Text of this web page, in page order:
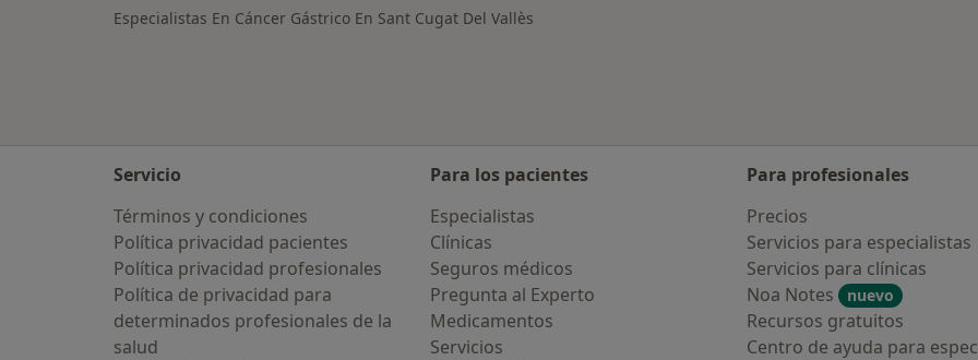
Especialistas En Cáncer Gástrico En Sant Cugat Del Vallès
Servicio
Términos y condiciones
Política privacidad pacientes
Política privacidad profesionales
Política de privacidad para
determinados profesionales de la
salud
Para los pacientes
Especialistas
Clínicas
Seguros médicos
Pregunta al Experto
Medicamentos
Servicios
Para profesionales
Precios
Servicios para especialistas
Servicios para clínicas
Noa Notes
nuevo
Recursos gratuitos
Centro de ayuda para